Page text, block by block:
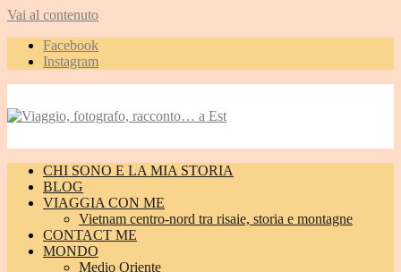
Vai al contenuto
Facebook
Instagram
CHI SONO E LA MIA STORIA
BLOG
VIAGGIA CON ME
Vietnam centro-nord tra risaie, storia e montagne
CONTACT ME
MONDO
Medio Oriente